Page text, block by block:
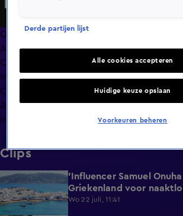
Overzicht
Afleveringen
Clips
In de wandelgangen
Compilaties
Anderen keken ook
Info
Clips
1:00
'Influencer Samuel
Griekenland voor
reageert met statement'
Wo 22 juli, 11:41
Derde partijen lijst
Alle cookies accepteren
Huidige keuze opslaan
Voorkeuren beheren